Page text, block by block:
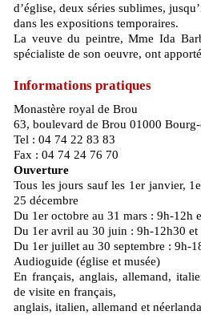
d’église, deux séries sublimes,
dans les expositions temporaires.
La veuve du peintre, Mme Ida
spécialiste de son oeuvre, ont
Informations pratiques
Monastère royal de Brou
63, boulevard de Brou 01000 Bourg-
Tel : 04 74 22 83 83
Fax : 04 74 24 76 70
Ouverture
Tous les jours sauf les 1er janvier,
25 décembre
Du 1er octobre au 31 mars : 9h-12h
Du 1er avril au 30 juin : 9h-12h30 et
Du 1er juillet au 30 septembre : 9h-
Audioguide (église et musée)
En français, anglais, allemand,
de visite en français,
anglais, italien, allemand et